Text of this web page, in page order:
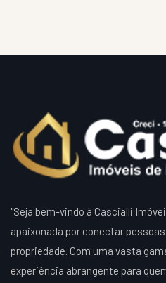
"Seja bem-vindo à Cascialli
apaixonada por conectar
propriedade. Com uma vasta
experiência abrangente para